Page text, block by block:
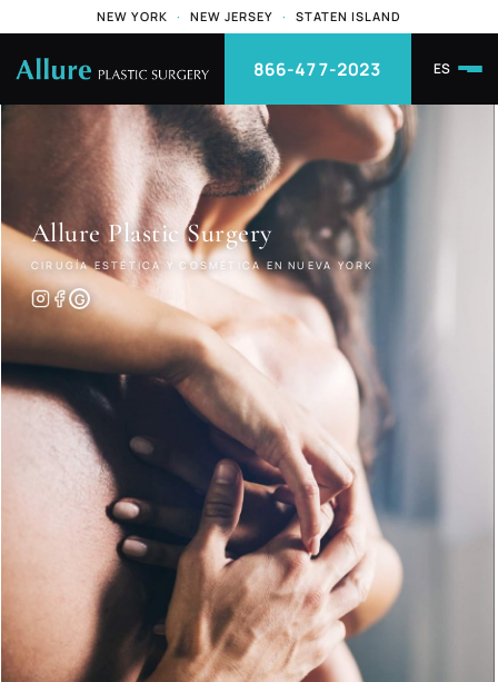
NEW YORK · NEW JERSEY · STATEN ISLAND
866-477-2023 ES
AllurePlastic Surgery
CIRUGÍA ESTÉTICA Y COSMÉTICA EN NUEVA YORK
G